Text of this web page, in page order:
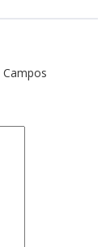
Campos